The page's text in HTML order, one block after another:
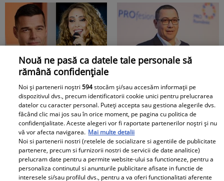
capitalei a dus o viață
modestă în Făgăraș
din viața ei
Iulia Vântur, adevărul
despre legătura cu
Ricky Martin. &quot;O
să țin minte toată
viața&quot;
femeia cu care Victor
Ponta a fost căsătorit
înainte de Daciana
Sârbu. A fost coleg de
liceu cu prima soție
Doctorul Zilei
Nouă ne pasă ca datele tale personale să
rămână confidențiale
Noi și partenerii noștri594stocăm și/sau accesăm informații pe
dispozitivul dvs., precum identificatorii cookie unici pentru prelucrarea
datelor cu caracter personal. Puteți accepta sau gestiona alegerile dvs.
făcând clic mai jos sau în orice moment, pe pagina cu politica de
confidențialitate. Aceste alegeri vor fi raportate partenerilor noștri și nu
vă vor afecta navigarea. Mai multe detalii
Noi si partenerii nostri (retelele de socializare si agentiile de publicitate
partenere, precum si furnizorii nostri de servicii de date analitice)
prelucram date pentru a permite website-ului sa functioneze, pentru a
personaliza continutul si anunturile publicitare afisate in functie de
interesele si/sau profilul dvs., pentru a va oferi functionalitati aferente